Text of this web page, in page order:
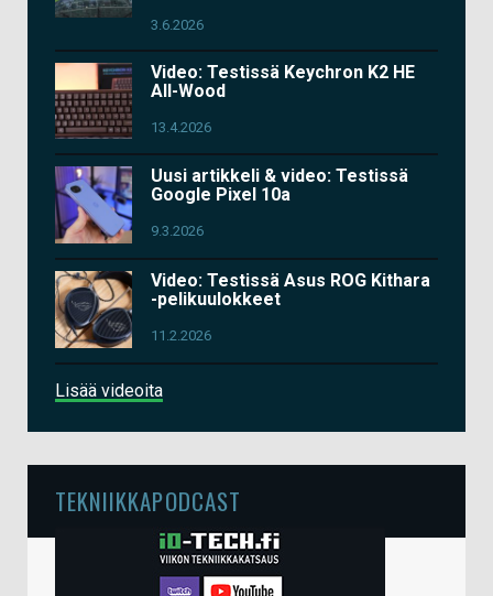
3.6.2026
Video: Testissä Keychron K2 HE
All-Wood
13.4.2026
Uusi artikkeli & video: Testissä
Google Pixel 10a
9.3.2026
Video: Testissä Asus ROG Kithara
-pelikuulokkeet
11.2.2026
Lisää videoita
TEKNIIKKAPODCAST